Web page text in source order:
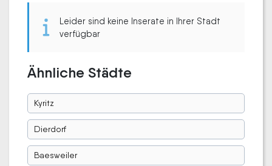
Leider sind keine Inserate in Ihrer Stadt
verfügbar
Ähnliche Städte
Kyritz
Dierdorf
Baesweiler